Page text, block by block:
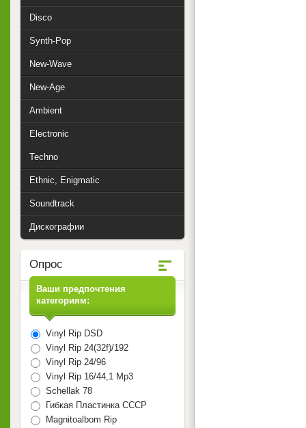
Disco
Synth-Pop
New-Wave
New-Age
Ambient
Electronic
Techno
Ethnic, Enigmatic
Soundtrack
Дискографии
Опрос
Ваши предпочтения
категориям:
Vinyl Rip DSD
Vinyl Rip 24(32f)/192
Vinyl Rip 24/96
Vinyl Rip 16/44,1 Mp3
Schellak 78
Гибкая Пластинка СССР
Magnitoalbom Rip